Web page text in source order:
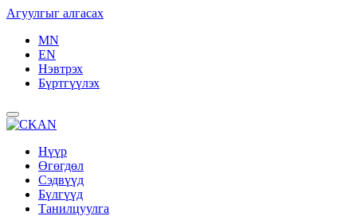
Агуулгыг алгасах
MN
EN
Нэвтрэх
Бүртгүүлэх
Нүүр
Өгөгдөл
Сэдвүүд
Бүлгүүд
Танилцуулга